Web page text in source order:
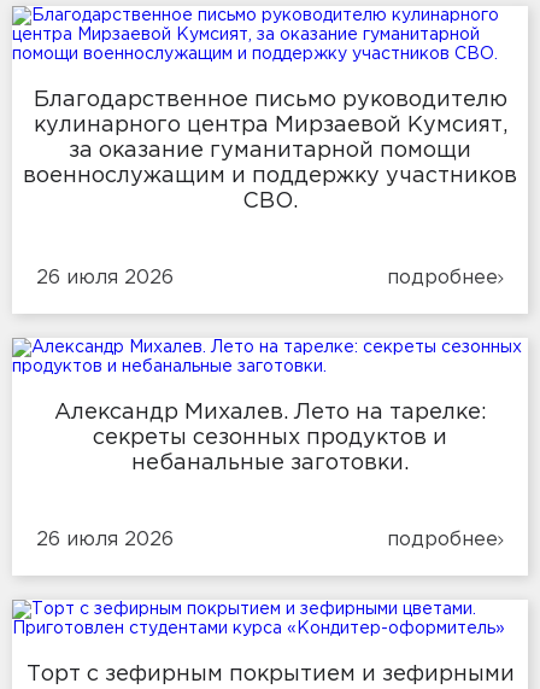
Благодарственное письмо руководителю
кулинарного центра Мирзаевой Кумсият,
за оказание гуманитарной помощи
военнослужащим и поддержку участников
СВО.
26 июля 2026 подробнее
Александр Михалев. Лето на тарелке:
секреты сезонных продуктов и
небанальные заготовки.
26 июля 2026 подробнее
Торт с зефирным покрытием и зефирными